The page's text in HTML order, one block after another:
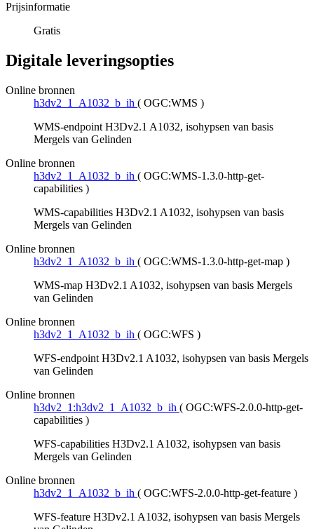
Prijsinformatie
Gratis
Digitale leveringsopties
Online bronnen
h3dv2_1_A1032_b_ih ( OGC:WMS )
WMS-endpoint H3Dv2.1 A1032, isohypsen van basis
Mergels van Gelinden
Online bronnen
h3dv2_1_A1032_b_ih ( OGC:WMS-1.3.0-http-get-
capabilities )
WMS-capabilities H3Dv2.1 A1032, isohypsen van basis
Mergels van Gelinden
Online bronnen
h3dv2_1_A1032_b_ih ( OGC:WMS-1.3.0-http-get-map )
WMS-map H3Dv2.1 A1032, isohypsen van basis Mergels
van Gelinden
Online bronnen
h3dv2_1_A1032_b_ih ( OGC:WFS )
WFS-endpoint H3Dv2.1 A1032, isohypsen van basis Mergels
van Gelinden
Online bronnen
h3dv2_1:h3dv2_1_A1032_b_ih ( OGC:WFS-2.0.0-http-get-
capabilities )
WFS-capabilities H3Dv2.1 A1032, isohypsen van basis
Mergels van Gelinden
Online bronnen
h3dv2_1_A1032_b_ih ( OGC:WFS-2.0.0-http-get-feature )
WFS-feature H3Dv2.1 A1032, isohypsen van basis Mergels